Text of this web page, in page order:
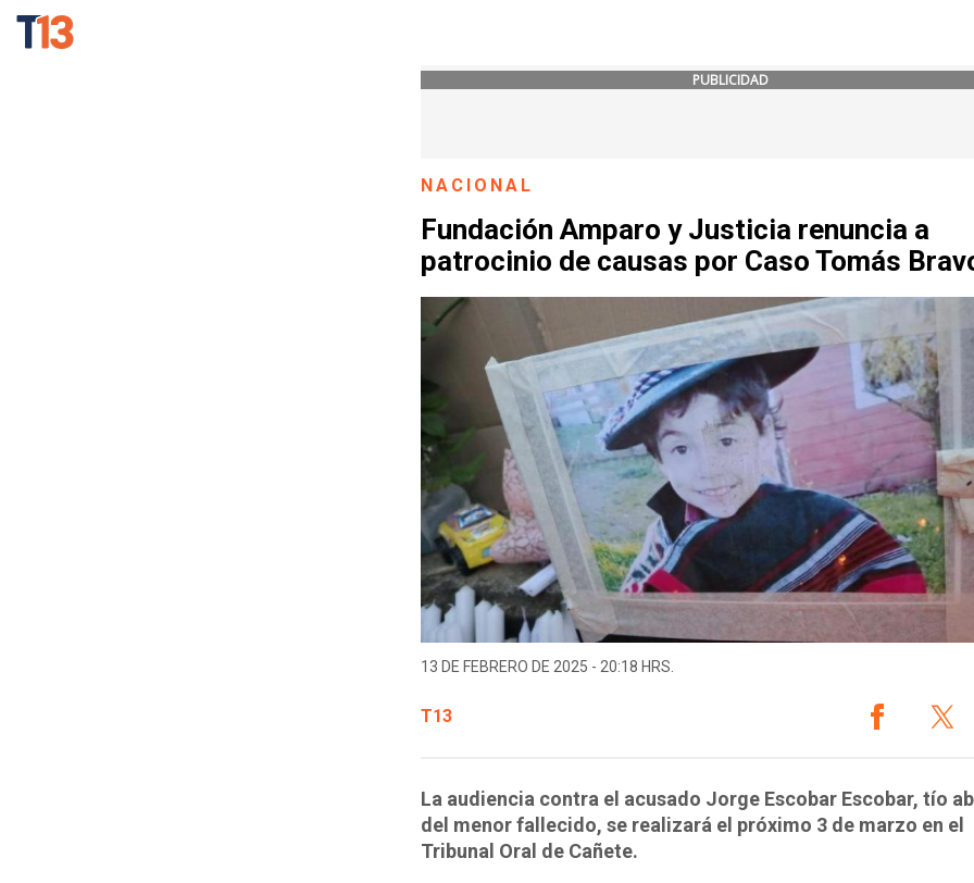
PUBLICIDAD
NACIONAL
Fundación Amparo y Justicia renuncia a
patrocinio de causas por Caso Tomás
13 DE FEBRERO DE 2025 - 20:18 HRS.
T13
La audiencia contra el acusado Jorge Escobar Escobar, tío
del menor fallecido, se realizará el próximo 3 de marzo en el
Tribunal Oral de Cañete.